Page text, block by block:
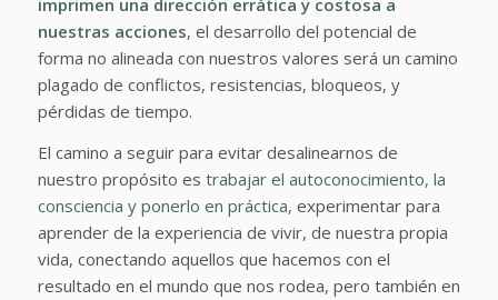
imprimen una dirección errática y costosa a
nuestras acciones, el desarrollo del potencial de
forma no alineada con nuestros valores será un camino
plagado de conflictos, resistencias, bloqueos, y
pérdidas de tiempo.
El camino a seguir para evitar desalinearnos de
nuestro propósito es trabajar el autoconocimiento, la
consciencia y ponerlo en práctica, experimentar para
aprender de la experiencia de vivir, de nuestra propia
vida, conectando aquellos que hacemos con el
resultado en el mundo que nos rodea, pero también en